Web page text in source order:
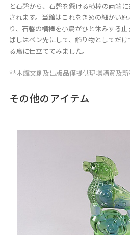
と石磬から、石磬を懸ける横棒の両端
されます。当館はこれをきめの細かい
り、石磬の横棒を小鳥がひと休みする
ばしはペン先にして、飾り物としてだ
る鳥に仕立ててみました。
**本館文創及出版品僅提供現場購買及
その他のアイテム